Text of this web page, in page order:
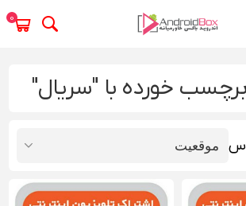
0
خورده با "سریال"